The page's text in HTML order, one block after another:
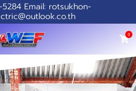
Email: rotsukhon-
0